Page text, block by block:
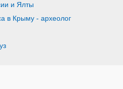
и Ялты
в Крыму - археолог